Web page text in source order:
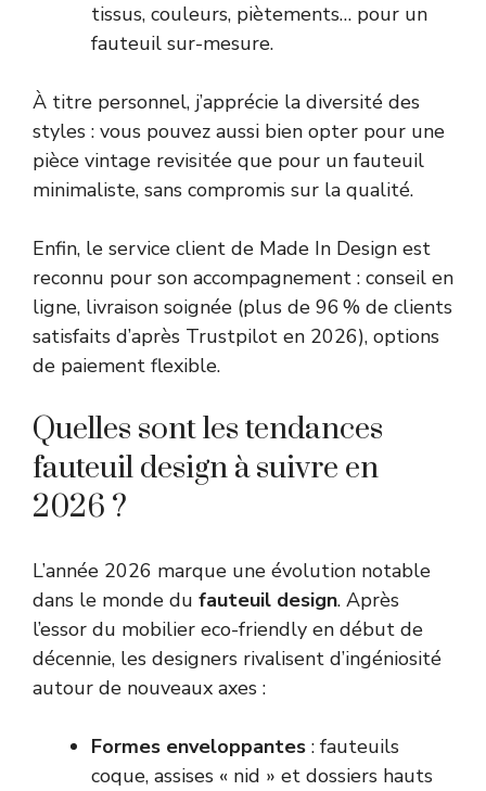
tissus, couleurs, piètements… pour un
fauteuil sur-mesure.
À titre personnel, j’apprécie la diversité des
styles : vous pouvez aussi bien opter pour une
pièce vintage revisitée que pour un fauteuil
minimaliste, sans compromis sur la qualité.
Enfin, le service client de Made In Design est
reconnu pour son accompagnement : conseil en
ligne, livraison soignée (plus de 96 % de clients
satisfaits d’après Trustpilot en 2026), options
de paiement flexible.
Quelles sont les tendances
fauteuil design à suivre en
2026 ?
L’année 2026 marque une évolution notable
dans le monde du fauteuil design. Après
l’essor du mobilier eco-friendly en début de
décennie, les designers rivalisent d’ingéniosité
autour de nouveaux axes :
Formes enveloppantes : fauteuils
coque, assises « nid » et dossiers hauts